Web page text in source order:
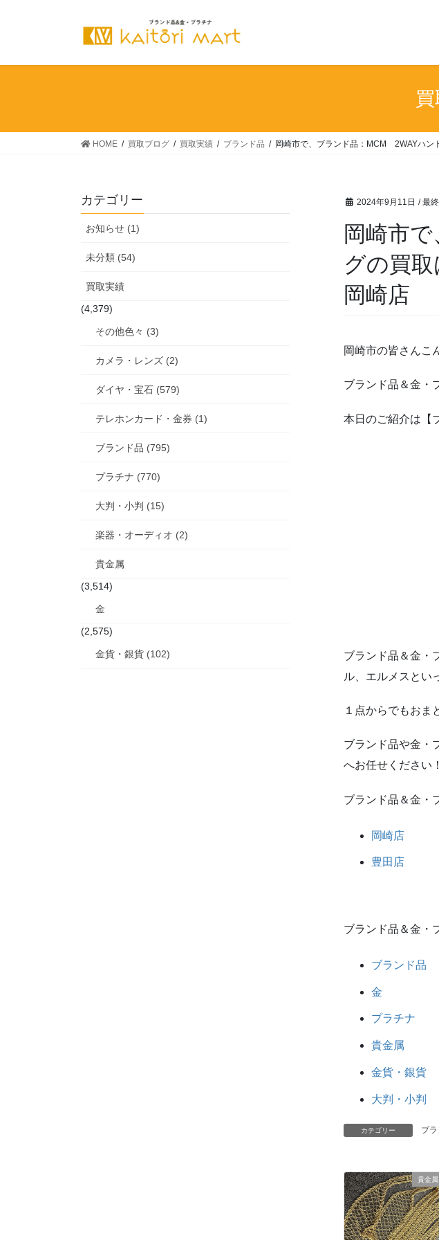
HOME 買取ブログ 買取実績 ブランド品 岡崎市で、ブランド品：MCM 2WAYハン
2024年9月11日 / 最
岡崎市
グの買
岡崎店
岡崎市の皆さんこ
ブランド品＆金・
本日のご紹介は【
ブランド品＆金・
ル、エルメスとい
１点からでもおま
ブランド品や金・
へお任せください
ブランド品＆金・
岡崎店
豊田店
ブランド品＆金・
ブランド品
金
プラチナ
貴金属
金貨・銀貨
大判・小判
カテゴリー ブ
貴金属
カテゴリー
お知らせ (1)
未分類 (54)
買取実績
(4,379)
その他色々 (3)
カメラ・レンズ (2)
ダイヤ・宝石 (579)
テレホンカード・金券 (1)
ブランド品 (795)
プラチナ (770)
大判・小判 (15)
楽器・オーディオ (2)
貴金属
(3,514)
金
(2,575)
金貨・銀貨 (102)